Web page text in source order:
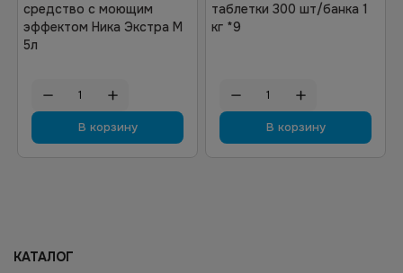
средство с моющим
эффектом Ника Экстра М
5л
В корзину
таблетки 300 шт/банка 1
кг *9
В корзину
КАТАЛОГ